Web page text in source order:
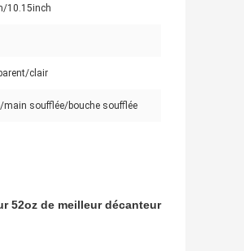
10.15inch
clair
main soufflée/bouche soufflée
52oz de meilleur décanteur